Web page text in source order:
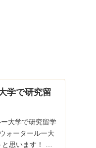
学で研究留
大学で研究留学
ォータールー大
思います！ 今